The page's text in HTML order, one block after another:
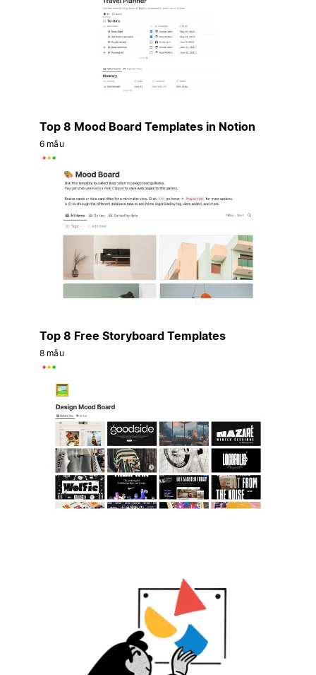
Top 8 Mood Board Templates in Notion
6 mẫu
Top 8 Free Storyboard Templates
8 mẫu